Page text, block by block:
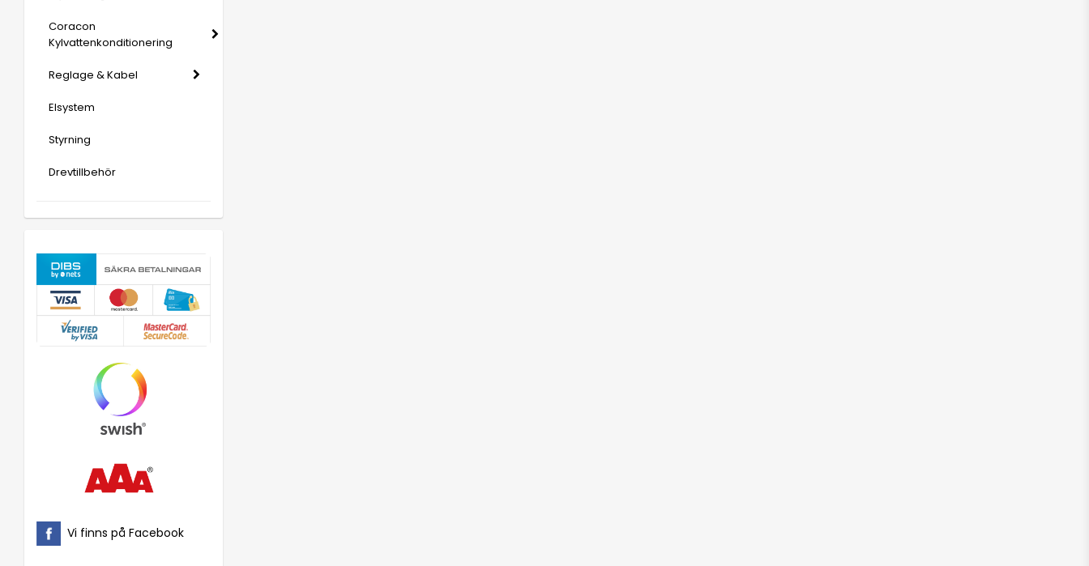
Coracon
Kylvattenkonditionering
Reglage & Kabel
Elsystem
Styrning
Drevtillbehör
Vi finns på Facebook